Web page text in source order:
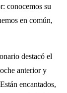
conocemos su
en común,
destacó el
anterior y
encantados,